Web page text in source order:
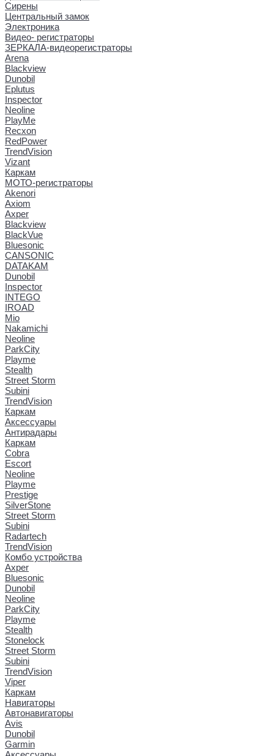
Сирены
Центральный замок
Электроника
Видео- регистраторы
ЗЕРКАЛА-видеорегистраторы
Arena
Blackview
Dunobil
Eplutus
Inspector
Neoline
PlayMe
Recxon
RedPower
TrendVision
Vizant
Каркам
МОТО-регистраторы
Akenori
Axiom
Axper
Blackview
BlackVue
Bluesonic
CANSONIC
DATAKAM
Dunobil
Inspector
INTEGO
IROAD
Mio
Nakamichi
Neoline
ParkCity
Playme
Stealth
Street Storm
Subini
TrendVision
Каркам
Аксессуары
Антирадары
Каркам
Cobra
Escort
Neoline
Playme
Prestige
SilverStone
Street Storm
Subini
Radartech
TrendVision
Комбо устройства
Axper
Bluesonic
Dunobil
Neoline
ParkCity
Playme
Stealth
Stonelock
Street Storm
Subini
TrendVision
Viper
Каркам
Навигаторы
Автонавигаторы
Avis
Dunobil
Garmin